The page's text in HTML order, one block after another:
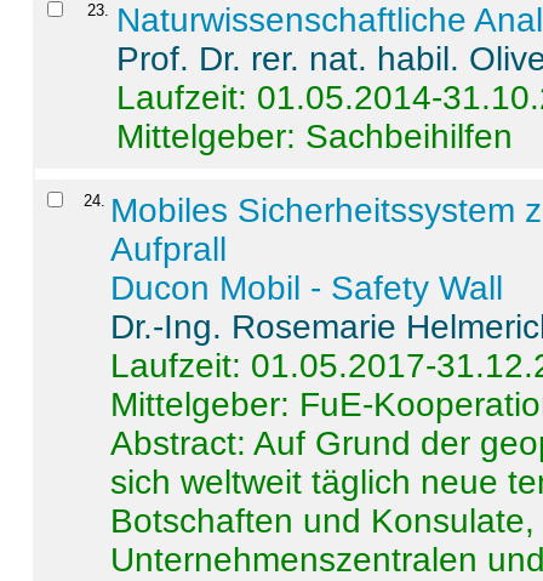
23. Naturwissenschaftliche
Prof. Dr. rer. nat. habil.
Laufzeit: 01.05.2014-
Mittelgeber: Sachbeihilfen
24. Mobiles Sicherheitssystem
Aufprall
Ducon Mobil - Safety Wall
Dr.-Ing. Rosemarie
Laufzeit: 01.05.2017-
Mittelgeber: FuE-
Abstract:Auf Grund der
sich weltweit täglich neue
Botschaften und
Unternehmenszentralen